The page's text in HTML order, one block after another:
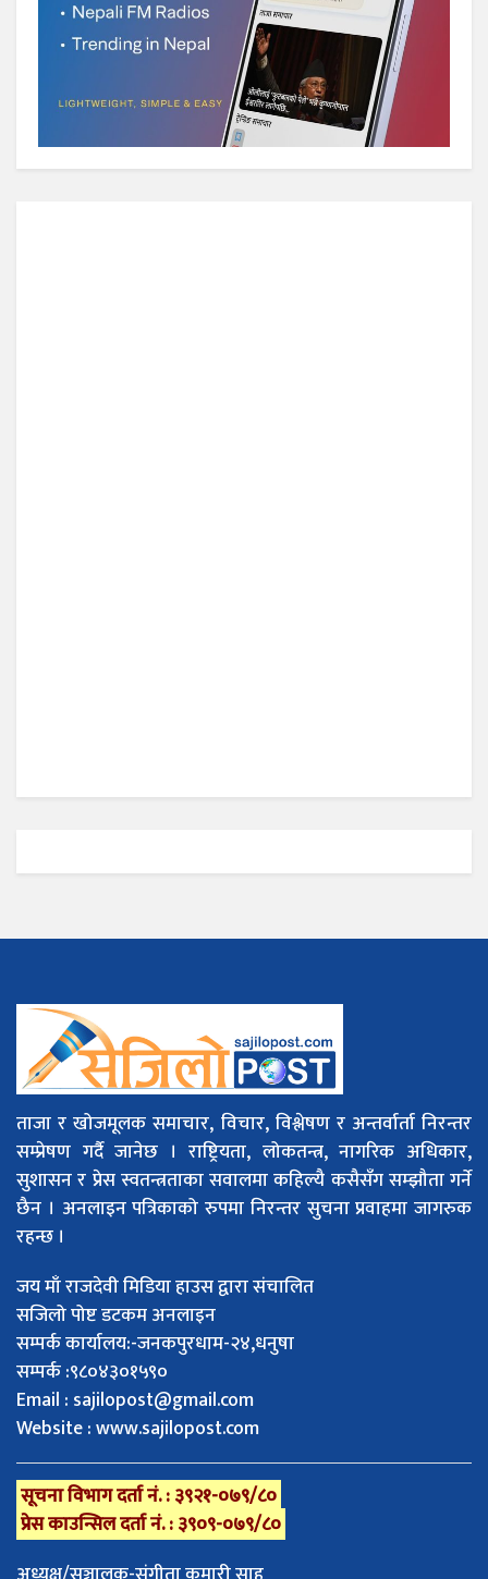
ताजा र खोजमूलक समाचार, विचार, विश्लेषण र अन्तर्वार्ता निरन्तर
सम्प्रेषण गर्दै जानेछ । राष्ट्रियता, लोकतन्त्र, नागरिक अधिकार,
सुशासन र प्रेस स्वतन्त्रताका सवालमा कहिल्यै कसैसँग सम्झौता गर्ने
छैन । अनलाइन पत्रिकाको रुपमा निरन्तर सुचना प्रवाहमा जागरुक
रहन्छ ।
जय माँ राजदेवी मिडिया हाउस द्वारा संचालित
सजिलो पोष्ट डटकम अनलाइन
सम्पर्क कार्यालय:-जनकपुरधाम-२४,धनुषा
सम्पर्क :९८०४३०१५९०
Email : sajilopost@gmail.com
Website : www.sajilopost.com
सूचना विभाग दर्ता नं. : ३९२१-०७९/८०
प्रेस काउन्सिल दर्ता नं. : ३९०९-०७९/८०